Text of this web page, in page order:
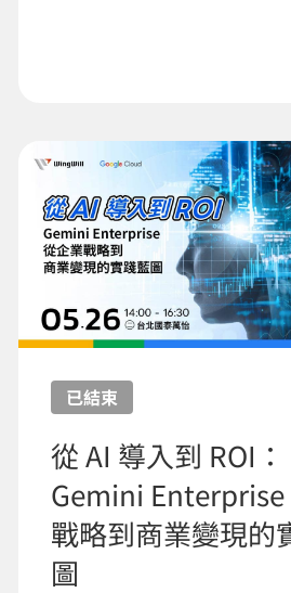
已結束
從 AI 導入到 ROI：
Gemini Enterprise
戰略到商業變現的
圖